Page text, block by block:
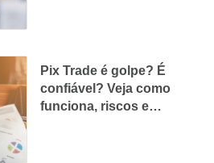
Pix Trade é golpe? É
confiável? Veja como
funciona, riscos e